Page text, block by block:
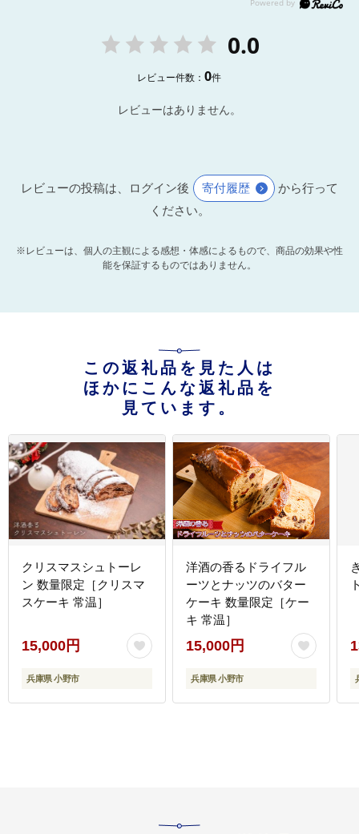
0.0
レビュー件数：0件
レビューはありません。
レビューの投稿は、ログイン後 寄付履歴
から行って
ください。
※レビューは、個人の主観による感想・体感によるもので、商品の効果や性
能を保証するものではありません。
この返礼品を見た人は
ほかにこんな返礼品を
見ています。
クリスマスシュトーレ
ン 数量限定［クリスマ
スケーキ 常温］
15,000円
兵庫県 小野市
洋酒の香るドライフル
ーツとナッツのバター
ケーキ 数量限定［ケー
キ 常温］
15,000円
兵庫県 小野市